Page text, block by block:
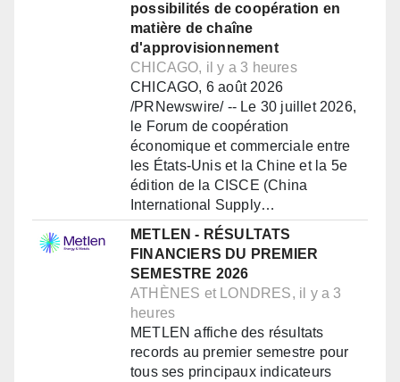
possibilités de coopération en
matière de chaîne
d'approvisionnement
CHICAGO, il y a 3 heures
CHICAGO, 6 août 2026
/PRNewswire/ -- Le 30 juillet 2026,
le Forum de coopération
économique et commerciale entre
les États-Unis et la Chine et la 5e
édition de la CISCE (China
International Supply…
METLEN - RÉSULTATS
FINANCIERS DU PREMIER
SEMESTRE 2026
ATHÈNES et LONDRES, il y a 3
heures
METLEN affiche des résultats
records au premier semestre pour
tous ses principaux indicateurs